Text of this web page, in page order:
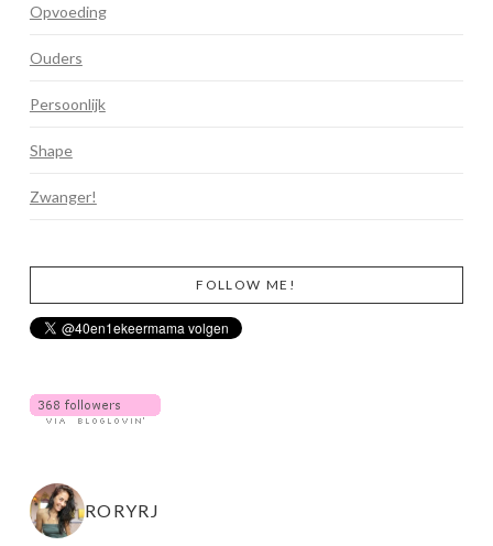
Opvoeding
Ouders
Persoonlijk
Shape
Zwanger!
FOLLOW ME!
RORYRJ